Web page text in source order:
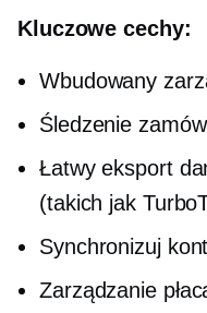
Kluczowe cechy:
Wbudowany
Śledzenie
Łatwy eksport
(takich jak
Synchronizuj
Zarządzanie